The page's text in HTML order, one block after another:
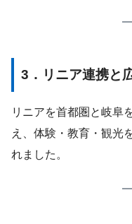
3．リニア連携と
リニアを首都圏と岐阜
え、体験・教育・観光
れました。